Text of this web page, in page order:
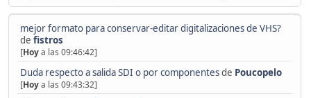
mejor formato para conservar-editar digitalizaciones de VHS?
de fistros
[Hoya las 09:46:42]
Duda respecto a salida SDI o por componentesde Poucopelo
[Hoya las 09:43:32]